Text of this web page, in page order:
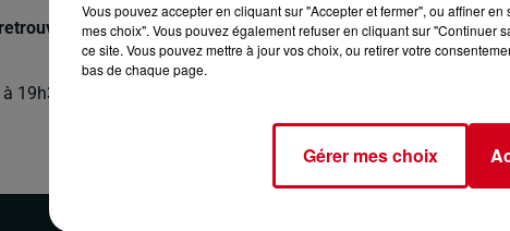
les mémoires du Couserans avec Raymond
19h35, et les dimanches de 8h10 à 8h35.
Vous pouvez accepter en cliquant sur "Accepter et fermer", ou affiner
mes choix". Vous pouvez également refuser en cliquant sur "Continuer
ce site. Vous pouvez mettre à jour vos choix, ou retirer votre
bas de chaque page.
Gérer mes choix